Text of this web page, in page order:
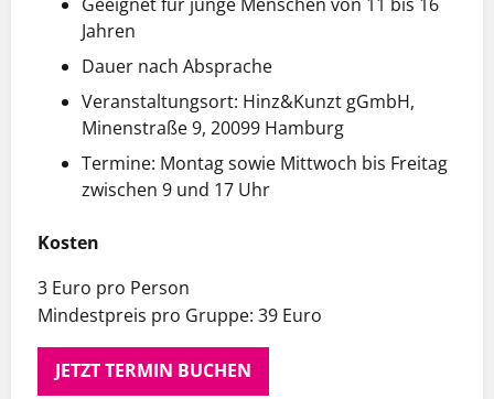
Jahren
Dauer nach Absprache
Veranstaltungsort: Hinz&Kunzt gGmbH,
Minenstraße 9, 20099 Hamburg
Termine: Montag sowie Mittwoch bis Freitag
zwischen 9 und 17 Uhr
Kosten
3 Euro pro Person
Mindestpreis pro Gruppe: 39 Euro
JETZT TERMIN BUCHEN